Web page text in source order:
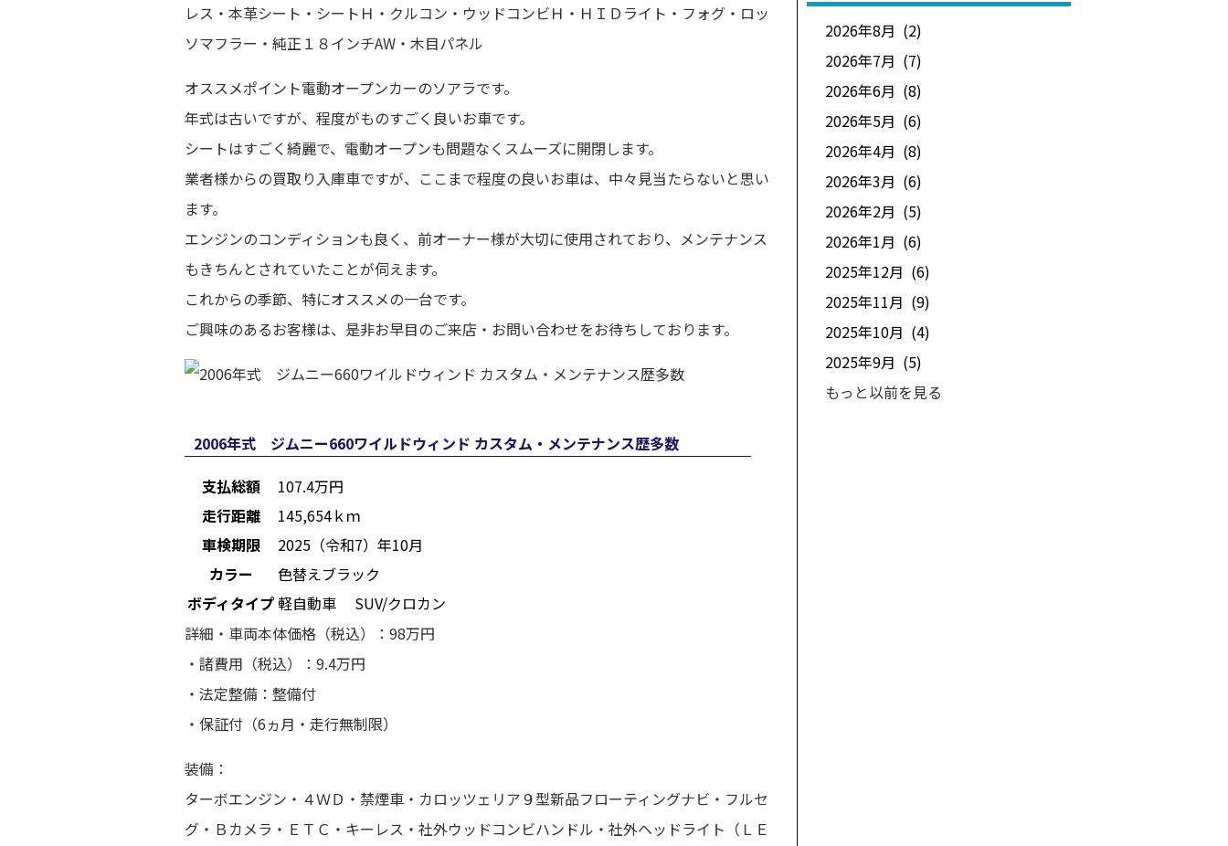
レス・本革シート・シートＨ・クルコン・ウッドコンビＨ・ＨＩＤライト・フォグ・ロッ
ソマフラー・純正１８インチAW・木目パネル
オススメポイント電動オープンカーのソアラです。
年式は古いですが、程度がものすごく良いお車です。
シートはすごく綺麗で、電動オープンも問題なくスムーズに開閉します。
業者様からの買取り入庫車ですが、ここまで程度の良いお車は、中々見当たらないと思い
ます。
エンジンのコンディションも良く、前オーナー様が大切に使用されており、メンテナンス
もきちんとされていたことが伺えます。
これからの季節、特にオススメの一台です。
ご興味のあるお客様は、是非お早目のご来店・お問い合わせをお待ちしております。
2006年式 ジムニー660ワイルドウィンド カスタム・メンテナンス歴多数
支払総額
107.4万円
走行距離
145,654ｋｍ
車検期限
2025（令和7）年10月
カラー
色替えブラック
ボディタイプ 軽自動車 SUV/クロカン
詳細・車両本体価格（税込）：98万円
・諸費用（税込）：9.4万円
・法定整備：整備付
・保証付（6ヵ月・走行無制限）
装備：
ターボエンジン・４ＷＤ・禁煙車・カロッツェリア９型新品フローティングナビ・フルセ
グ・Ｂカメラ・ＥＴＣ・キーレス・社外ウッドコンビハンドル・社外ヘッドライト（ＬＥ
2026年8月 (2)
2026年7月 (7)
2026年6月 (8)
2026年5月 (6)
2026年4月 (8)
2026年3月 (6)
2026年2月 (5)
2026年1月 (6)
2025年12月 (6)
2025年11月 (9)
2025年10月 (4)
2025年9月 (5)
もっと以前を見る